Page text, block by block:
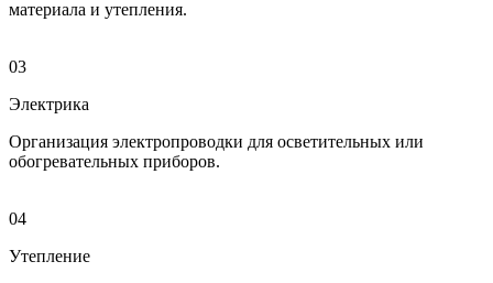
материала и утепления.
03
Электрика
Организация электропроводки для осветительных или
обогревательных приборов.
04
Утепление